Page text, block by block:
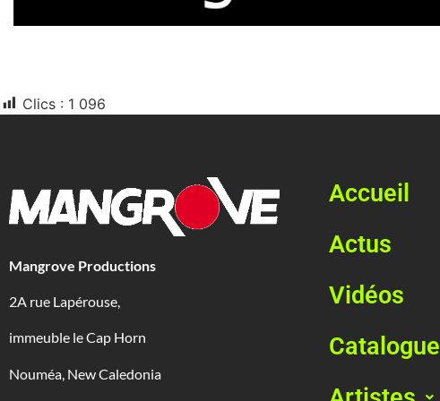
Clics : 1 096
Mangrove Productions
2A rue Lapérouse,
immeuble le Cap Horn
Nouméa, New Caledonia
Accueil
Actus
Vidéos
Catalogue